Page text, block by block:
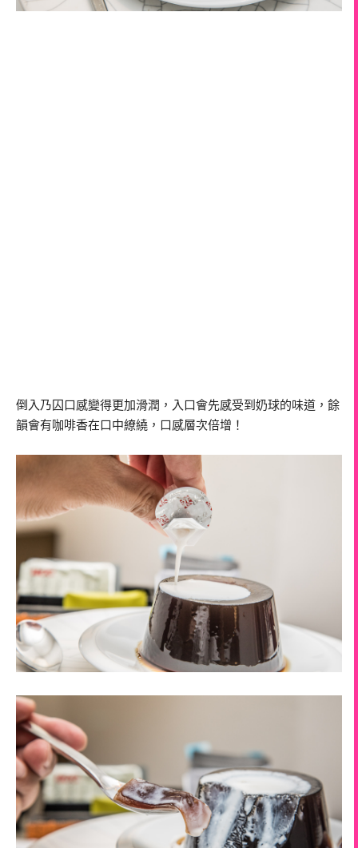
倒入乃囚口感變得更加滑潤，入口會先感受到奶球的味道，餘
韻會有咖啡香在口中繚繞，口感層次倍增！